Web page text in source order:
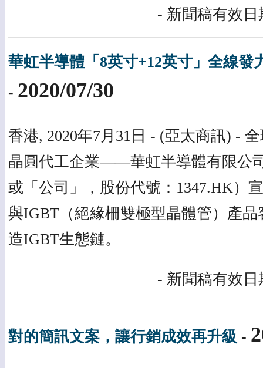
- 新聞稿有效日
華虹半導體「8英寸+12英寸」全線發
- 2020/07/30
香港, 2020年7月31日 - (亞太商訊) -
晶圓代工企業——華虹半導體有限公
或「公司」，股份代號：1347.HK）
與IGBT（絕緣柵雙極型晶體管）產
造IGBT生態鏈。
- 新聞稿有效日
對的簡訊文案，讓行銷成效再升級 -